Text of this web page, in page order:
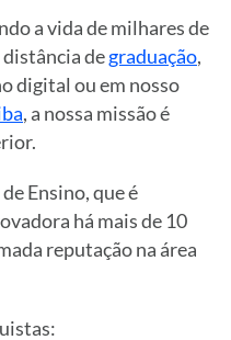
a vida de milhares de
distância degraduação,
digital ou em nosso
, a nossa missão é
Ensino, que é
há mais de 10
reputação na área